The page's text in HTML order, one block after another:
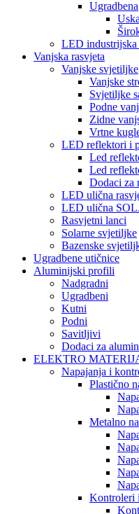
Ugradbena
LED industrijska
Vanjska rasvjeta
Vanjske svjetiljke
Vanjske
Svjetiljke
Podne
Zidne
Vrtne
LED reflektori i
Led
Led
Dodaci za
LED ulična
LED ulična
Rasvjetni lanci
Solarne svjetiljke
Bazenske
Ugradbene utičnice
Aluminijski profili
Nadgradni
Ugradbeni
Kutni
Podni
Savitljivi
Dodaci za
ELEKTRO
Napajanja i
Plastično
Metalno
Kontroleri